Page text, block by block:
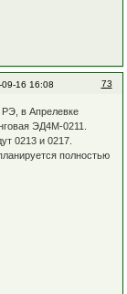
73
16 16:08
в Апрелевке
ЭД4М-0211.
0213 и 0217.
полностью